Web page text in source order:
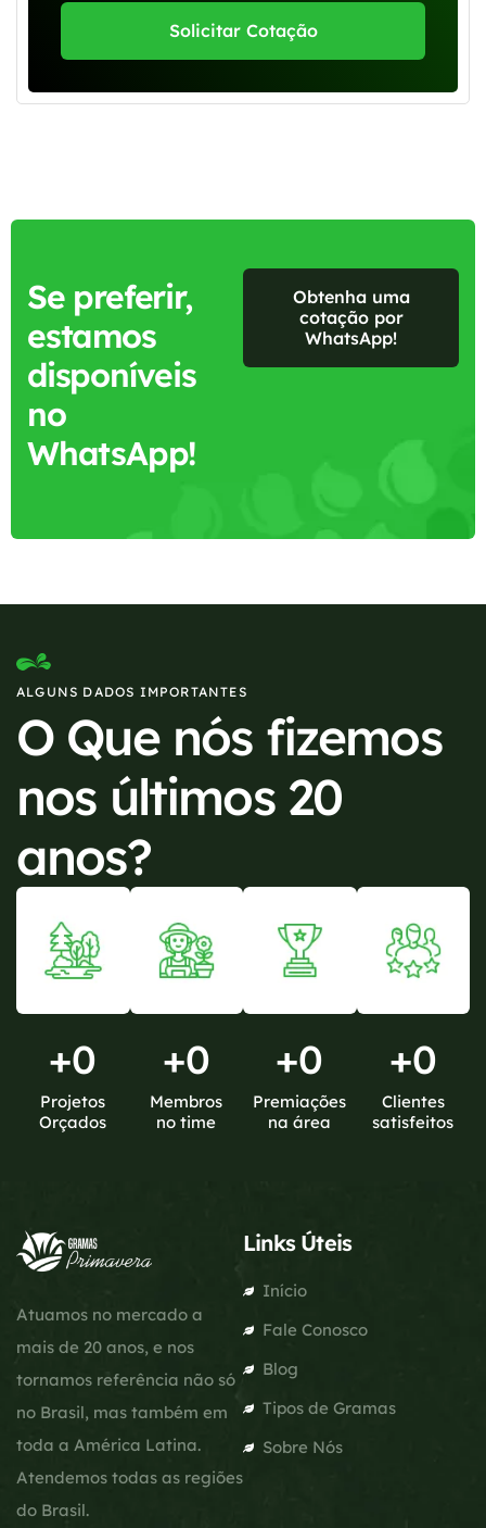
Solicitar Cotação
Se preferir,
estamos
disponíveis
no
WhatsApp!
Obtenha uma
cotação por
WhatsApp!
ALGUNS DADOS IMPORTANTES
O Que nós fizemos
nos últimos 20
anos?
+0
Projetos
Orçados
+0
Membros
no time
+0
Premiações
na área
+0
Clientes
satisfeitos
Atuamos no mercado a
mais de 20 anos, e nos
tornamos referência não só
no Brasil, mas também em
toda a América Latina.
Atendemos todas as regiões
do Brasil.
Links Úteis
Início
Fale Conosco
Blog
Tipos de Gramas
Sobre Nós